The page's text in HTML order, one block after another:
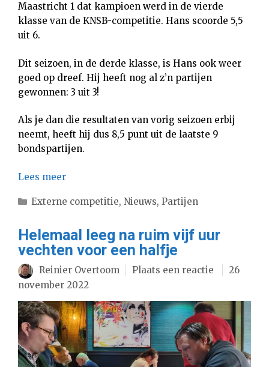
Maastricht 1 dat kampioen werd in de vierde
klasse van de KNSB-competitie. Hans scoorde 5,5
uit 6.
Dit seizoen, in de derde klasse, is Hans ook weer
goed op dreef. Hij heeft nog al z’n partijen
gewonnen: 3 uit 3!
Als je dan die resultaten van vorig seizoen erbij
neemt, heeft hij dus 8,5 punt uit de laatste 9
bondspartijen.
Lees meer
Categorieën
Externe competitie, Nieuws, Partijen
Helemaal leeg na ruim vijf uur
vechten voor een halfje
Reinier Overtoom Plaats een reactie
26
november 2022